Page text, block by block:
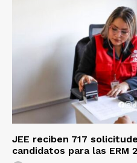
JEE reciben 717
candidatos para las ERM